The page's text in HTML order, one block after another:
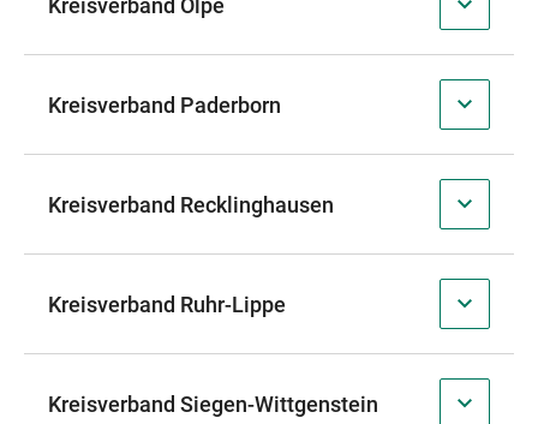
Kreisverband Paderborn
Kreisverband Recklinghausen
Kreisverband Ruhr-Lippe
Kreisverband Siegen-Wittgenstein